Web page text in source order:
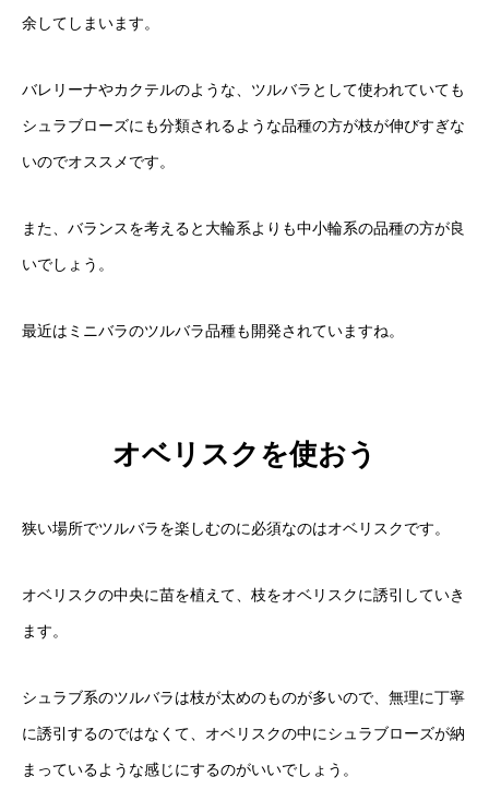
余してしまいます。
バレリーナやカクテルのような、ツルバラとして使われていても
シュラブローズにも分類されるような品種の方が枝が伸びすぎな
いのでオススメです。
また、バランスを考えると大輪系よりも中小輪系の品種の方が良
いでしょう。
最近はミニバラのツルバラ品種も開発されていますね。
オベリスクを使おう
狭い場所でツルバラを楽しむのに必須なのはオベリスクです。
オベリスクの中央に苗を植えて、枝をオベリスクに誘引していき
ます。
シュラブ系のツルバラは枝が太めのものが多いので、無理に丁寧
に誘引するのではなくて、オベリスクの中にシュラブローズが納
まっているような感じにするのがいいでしょう。